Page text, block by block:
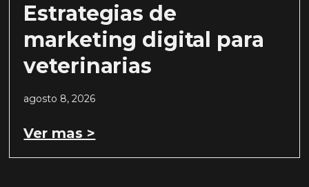
Estrategias de
marketing digital para
veterinarias
agosto 8, 2026
Ver mas >